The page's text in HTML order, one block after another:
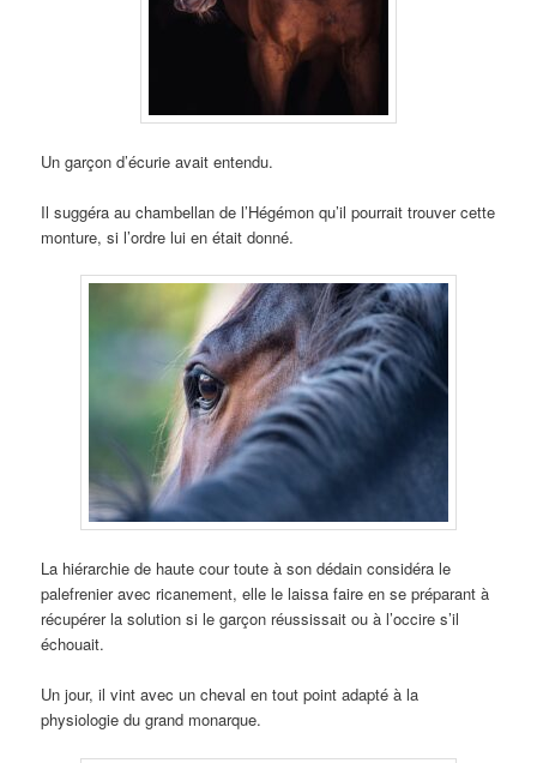
Un garçon d’écurie avait entendu.
Il suggéra au chambellan de l’Hégémon qu’il pourrait trouver cette
monture, si l’ordre lui en était donné.
La hiérarchie de haute cour toute à son dédain considéra le
palefrenier avec ricanement, elle le laissa faire en se préparant à
récupérer la solution si le garçon réussissait ou à l’occire s’il
échouait.
Un jour, il vint avec un cheval en tout point adapté à la
physiologie du grand monarque.